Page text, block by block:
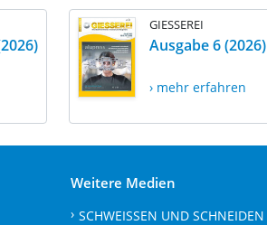
GIESSEREI
Ausgabe 6 (2026)
› mehr erfahren
Weitere Medien
SCHWEISSEN UND SCHNEIDEN